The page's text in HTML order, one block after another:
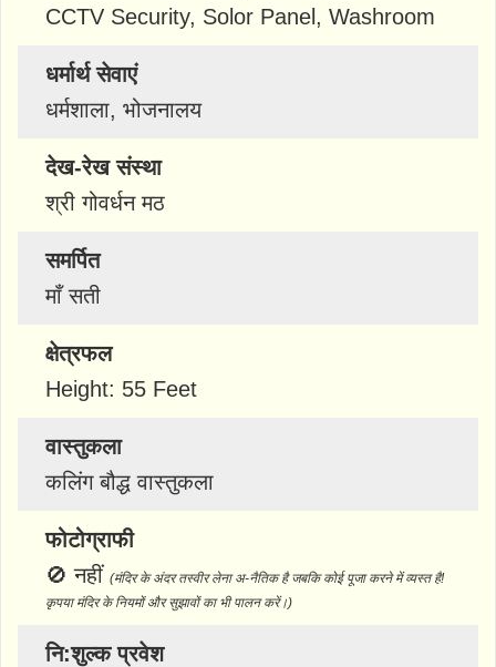
CCTV Security, Solor Panel, Washroom
धर्मार्थ सेवाएं
धर्मशाला, भोजनालय
देख-रेख संस्था
श्री गोवर्धन मठ
समर्पित
माँ सती
क्षेत्रफल
Height: 55 Feet
वास्तुकला
कलिंग बौद्ध वास्तुकला
फोटोग्राफी
🚫नहीं (मंदिर के अंदर तस्वीर लेना अ-नैतिक है जबकि कोई पूजा करने में व्यस्त है!
कृपया मंदिर के नियमों और सुझावों का भी पालन करें।)
नि:शुल्क प्रवेश